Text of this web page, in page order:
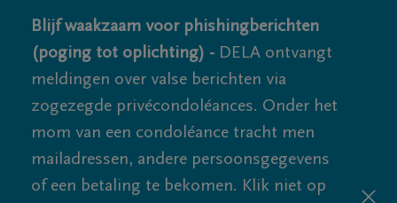
Blijf waakzaam voor phishingberichten
(poging tot oplichting) - DELA ontvangt
meldingen over valse berichten via
zogezegde privécondoléances. Onder het
mom van een condoléance tracht men
mailadressen, andere persoonsgegevens
of een betaling te bekomen. Klik niet op